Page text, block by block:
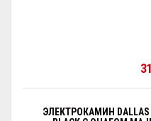
ЭЛЕКТРОКАМИН DALLAS